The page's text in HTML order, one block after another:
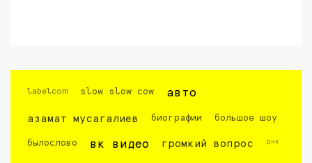
labelcom slow slow cow авто
азамат мусагалиев биографии большое шоу
былослово вк видео громкий вопрос днк